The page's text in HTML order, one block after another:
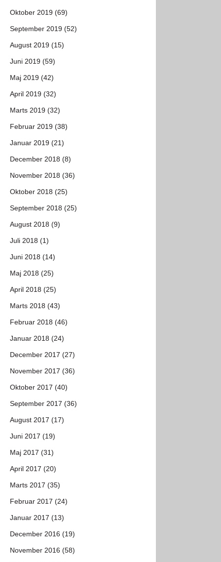
Oktober 2019 (69)
September 2019 (52)
August 2019 (15)
Juni 2019 (59)
Maj 2019 (42)
April 2019 (32)
Marts 2019 (32)
Februar 2019 (38)
Januar 2019 (21)
December 2018 (8)
November 2018 (36)
Oktober 2018 (25)
September 2018 (25)
August 2018 (9)
Juli 2018 (1)
Juni 2018 (14)
Maj 2018 (25)
April 2018 (25)
Marts 2018 (43)
Februar 2018 (46)
Januar 2018 (24)
December 2017 (27)
November 2017 (36)
Oktober 2017 (40)
September 2017 (36)
August 2017 (17)
Juni 2017 (19)
Maj 2017 (31)
April 2017 (20)
Marts 2017 (35)
Februar 2017 (24)
Januar 2017 (13)
December 2016 (19)
November 2016 (58)